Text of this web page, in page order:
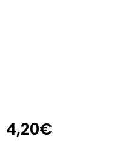
4,20€